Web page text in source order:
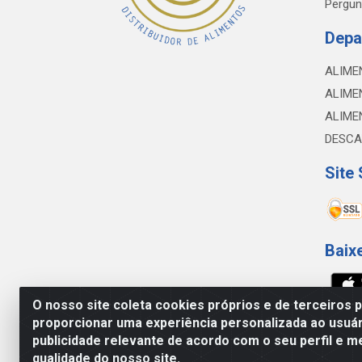
O nosso site coleta cookies próprios e de terceiros
proporcionar uma experiência personalizada ao
publicidade relevante de acordo com o seu perfil e
qualidade do nosso site.
Site
NOBREDO COMÉRCIO E LOGÍSTICA